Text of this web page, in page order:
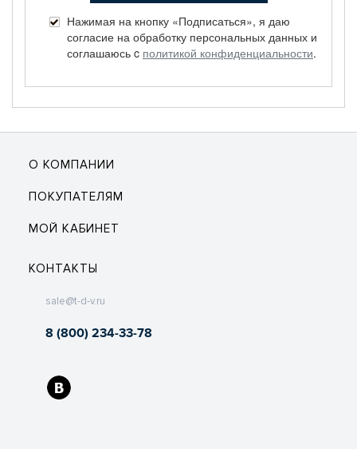
Нажимая на кнопку «Подписаться», я даю
согласие на обработку персональных данных и
соглашаюсь c политикой конфиденциальности.
О КОМПАНИИ
ПОКУПАТЕЛЯМ
МОЙ КАБИНЕТ
КОНТАКТЫ
sale@t-d-v.ru
8 (800) 234-33-78